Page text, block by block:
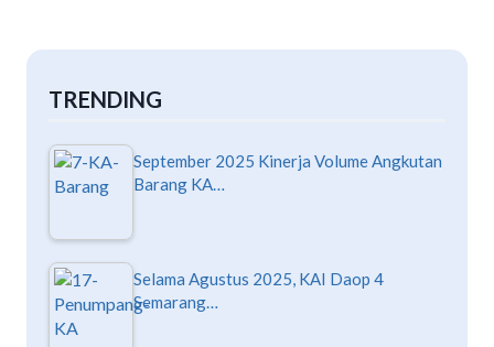
TRENDING
September 2025 Kinerja Volume Angkutan
Barang KA…
Selama Agustus 2025, KAI Daop 4
Semarang…